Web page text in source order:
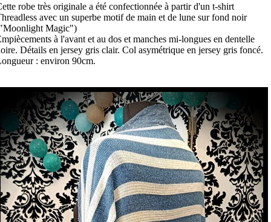
robe très originale a été confectionnée à partir d'un t-shirt
avec un superbe motif de main et de lune sur fond noir
Magic")
à l'avant et au dos et manches mi-longues en dentelle
Détails en jersey gris clair. Col asymétrique en jersey gris foncé.
: environ 90cm.